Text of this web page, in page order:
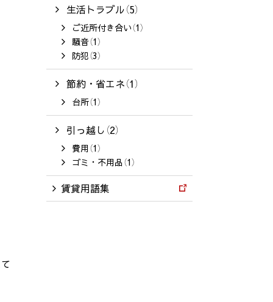
生活トラブル（5）
ご近所付き合い（1）
騒音（1）
防犯（3）
節約・省エネ（1）
台所（1）
引っ越し（2）
費用（1）
ゴミ・不用品（1）
賃貸用語集